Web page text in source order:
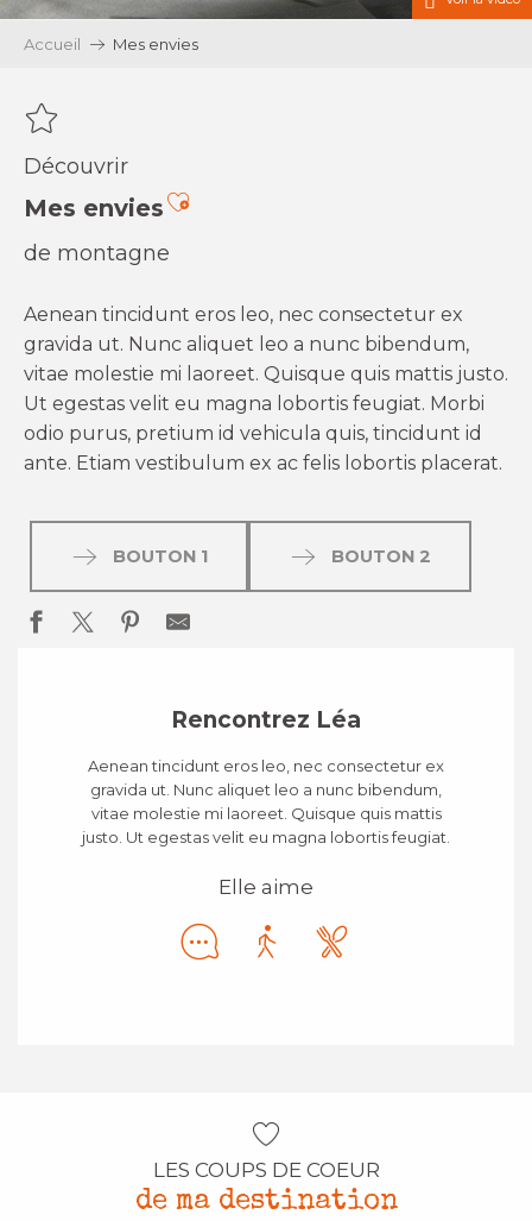
Accueil Mes envies
Découvrir
Mes enviesAjouter aux favoris
de montagne
Aenean tincidunt eros leo, nec consectetur ex
gravida ut. Nunc aliquet leo a nunc bibendum,
vitae molestie mi laoreet. Quisque quis mattis justo.
Ut egestas velit eu magna lobortis feugiat. Morbi
odio purus, pretium id vehicula quis, tincidunt id
ante. Etiam vestibulum ex ac felis lobortis placerat.
BOUTON 1 BOUTON 2
Rencontrez Léa
Aenean tincidunt eros leo, nec consectetur ex
gravida ut. Nunc aliquet leo a nunc bibendum,
vitae molestie mi laoreet. Quisque quis mattis
justo. Ut egestas velit eu magna lobortis feugiat.
Elle aime
LES COUPS DE COEUR
de ma destination